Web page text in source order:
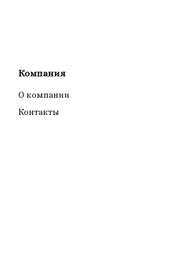
Компания
О компании
Контакты